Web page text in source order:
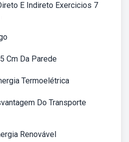
E Indireto Exercicios 7
Cm Da Parede
Termoelétrica
Do Transporte
Renovável